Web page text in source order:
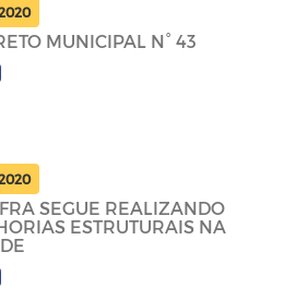
MUNICIPAL N° 43
SEGUE REALIZANDO
ESTRUTURAIS NA